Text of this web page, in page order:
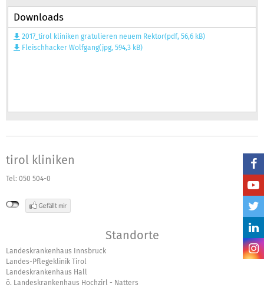
Downloads
2017_tirol kliniken gratulieren neuem Rektor(pdf, 56,6 kB)
Fleischhacker Wolfgang(jpg, 594,3 kB)
tirol kliniken
Tel: 050 504-0
Standorte
Landeskrankenhaus Innsbruck
Landes-Pflegeklinik Tirol
Landeskrankenhaus Hall
ö. Landeskrankenhaus Hochzirl - Natters